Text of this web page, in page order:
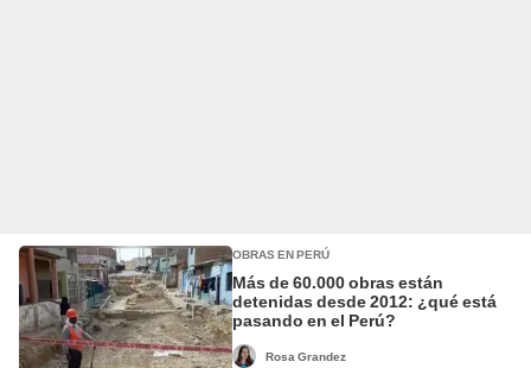
OBRAS EN PERÚ
Más de 60.000 obras están
detenidas desde 2012: ¿qué está
pasando en el Perú?
Rosa Grandez